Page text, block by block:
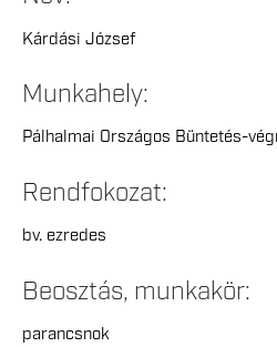
Kárdási József
Munkahely:
Pálhalmai Országos Büntetés-
Rendfokozat:
bv. ezredes
Beosztás, munkakör:
parancsnok